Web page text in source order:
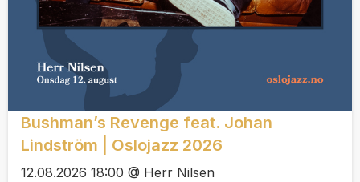
Bushman’s Revenge feat. Johan
Lindström | Oslojazz 2026
12.08.2026 18:00 @ Herr Nilsen